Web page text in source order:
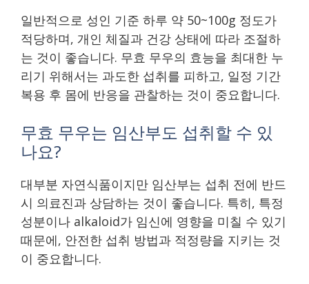
일반적으로 성인 기준 하루 약 50~100g 정도가
적당하며, 개인 체질과 건강 상태에 따라 조절하
는 것이 좋습니다. 무효 무우의 효능을 최대한 누
리기 위해서는 과도한 섭취를 피하고, 일정 기간
복용 후 몸에 반응을 관찰하는 것이 중요합니다.
무효 무우는 임산부도 섭취할 수 있
나요?
대부분 자연식품이지만 임산부는 섭취 전에 반드
시 의료진과 상담하는 것이 좋습니다. 특히, 특정
성분이나 alkaloid가 임신에 영향을 미칠 수 있기
때문에, 안전한 섭취 방법과 적정량을 지키는 것
이 중요합니다.